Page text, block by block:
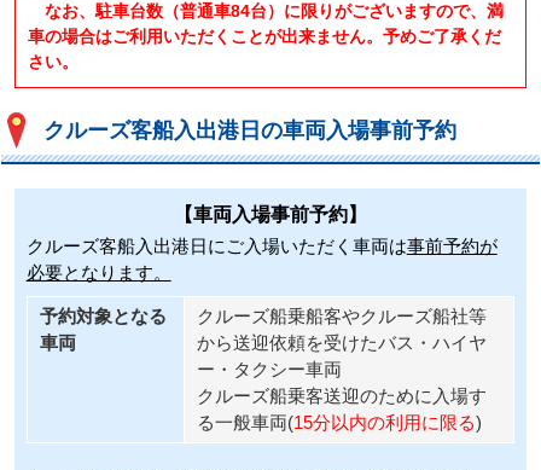
なお、駐車台数（普通車84台）に限りがございますので、満
車の場合はご利用いただくことが出来ません。予めご了承くだ
さい。
クルーズ客船入出港日の車両入場事前予約
【車両入場事前予約】
クルーズ客船入出港日にご入場いただく車両は事前予約が
必要となります。
予約対象となる
車両
クルーズ船乗船客やクルーズ船社等
から送迎依頼を受けたバス・ハイヤ
ー・タクシー車両
クルーズ船乗客送迎のために入場す
る一般車両(15分以内の利用に限る)